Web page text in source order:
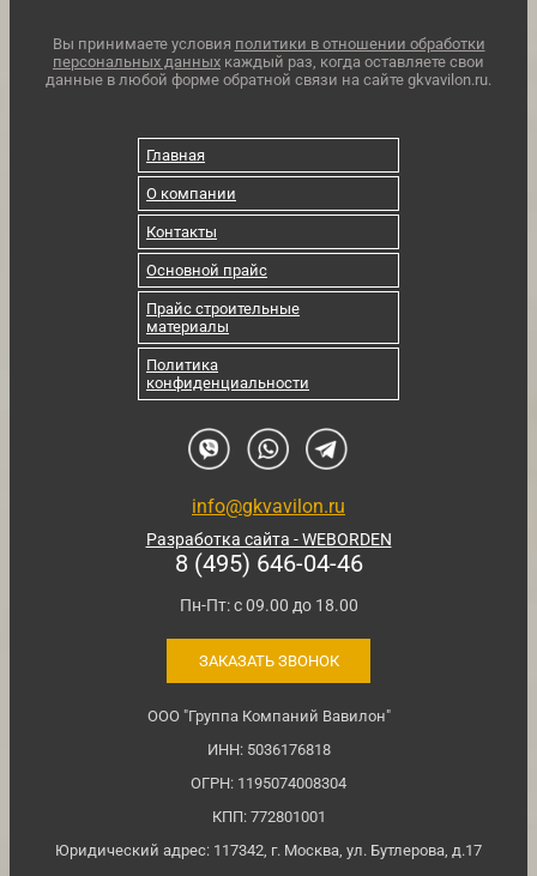
Вы принимаете условия политики в отношении обработки
персональных данных каждый раз, когда оставляете свои
данные в любой форме обратной связи на сайте gkvavilon.ru.
Главная
О компании
Контакты
Основной прайс
Прайс строительные
материалы
Политика
конфиденциальности
info@gkvavilon.ru
Разработка сайта - WEBORDEN
8 (495) 646-04-46
Пн-Пт: с 09.00 до 18.00
ЗАКАЗАТЬ ЗВОНОК
ООО "Группа Компаний Вавилон"
ИНН: 5036176818
ОГРН: 1195074008304
КПП: 772801001
Юридический адрес: 117342, г. Москва, ул. Бутлерова, д.17